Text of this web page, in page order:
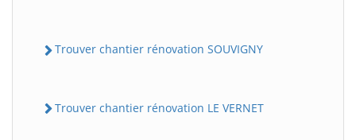
Trouver chantier rénovation SOUVIGNY
Trouver chantier rénovation LE VERNET